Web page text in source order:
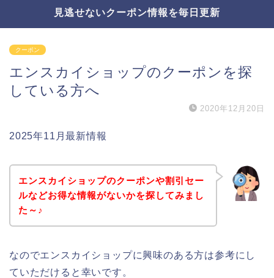
見逃せないクーポン情報を毎日更新
クーポン
エンスカイショップのクーポンを探
している方へ
2020年12月20日
2025年11月最新情報
エンスカイショップのクーポンや割引セー
ルなどお得な情報がないかを探してみまし
た～♪
なのでエンスカイショップに興味のある方は参考にし
ていただけると幸いです。